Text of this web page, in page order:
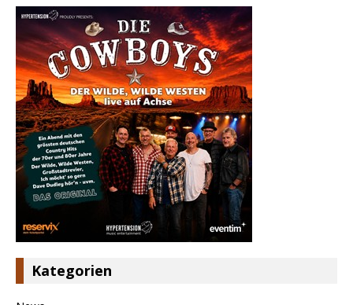
Kategorien